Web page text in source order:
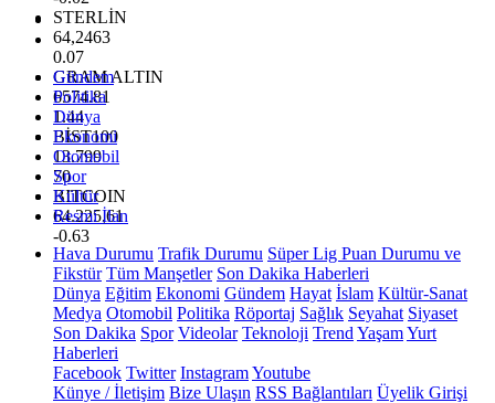
STERLİN
64,2463
0.07
GRAM ALTIN
6574.81
1.44
BİST100
13.799
70
BITCOIN
64.225,61
-0.63
Gündem
Politika
Dünya
Ekonomi
Otomobil
Spor
Kültür
Resmi İlan
Hava Durumu Trafik Durumu Süper Lig Puan Durumu ve
Fikstür Tüm Manşetler Son Dakika Haberleri
Dünya Eğitim Ekonomi Gündem Hayat İslam Kültür-Sanat
Medya Otomobil Politika Röportaj Sağlık Seyahat Siyaset
Son Dakika Spor Videolar Teknoloji Trend YaşamYurt
Haberleri
Facebook Twitter InstagramYoutube
Künye / İletişim Bize Ulaşın RSS Bağlantıları Üyelik Girişi